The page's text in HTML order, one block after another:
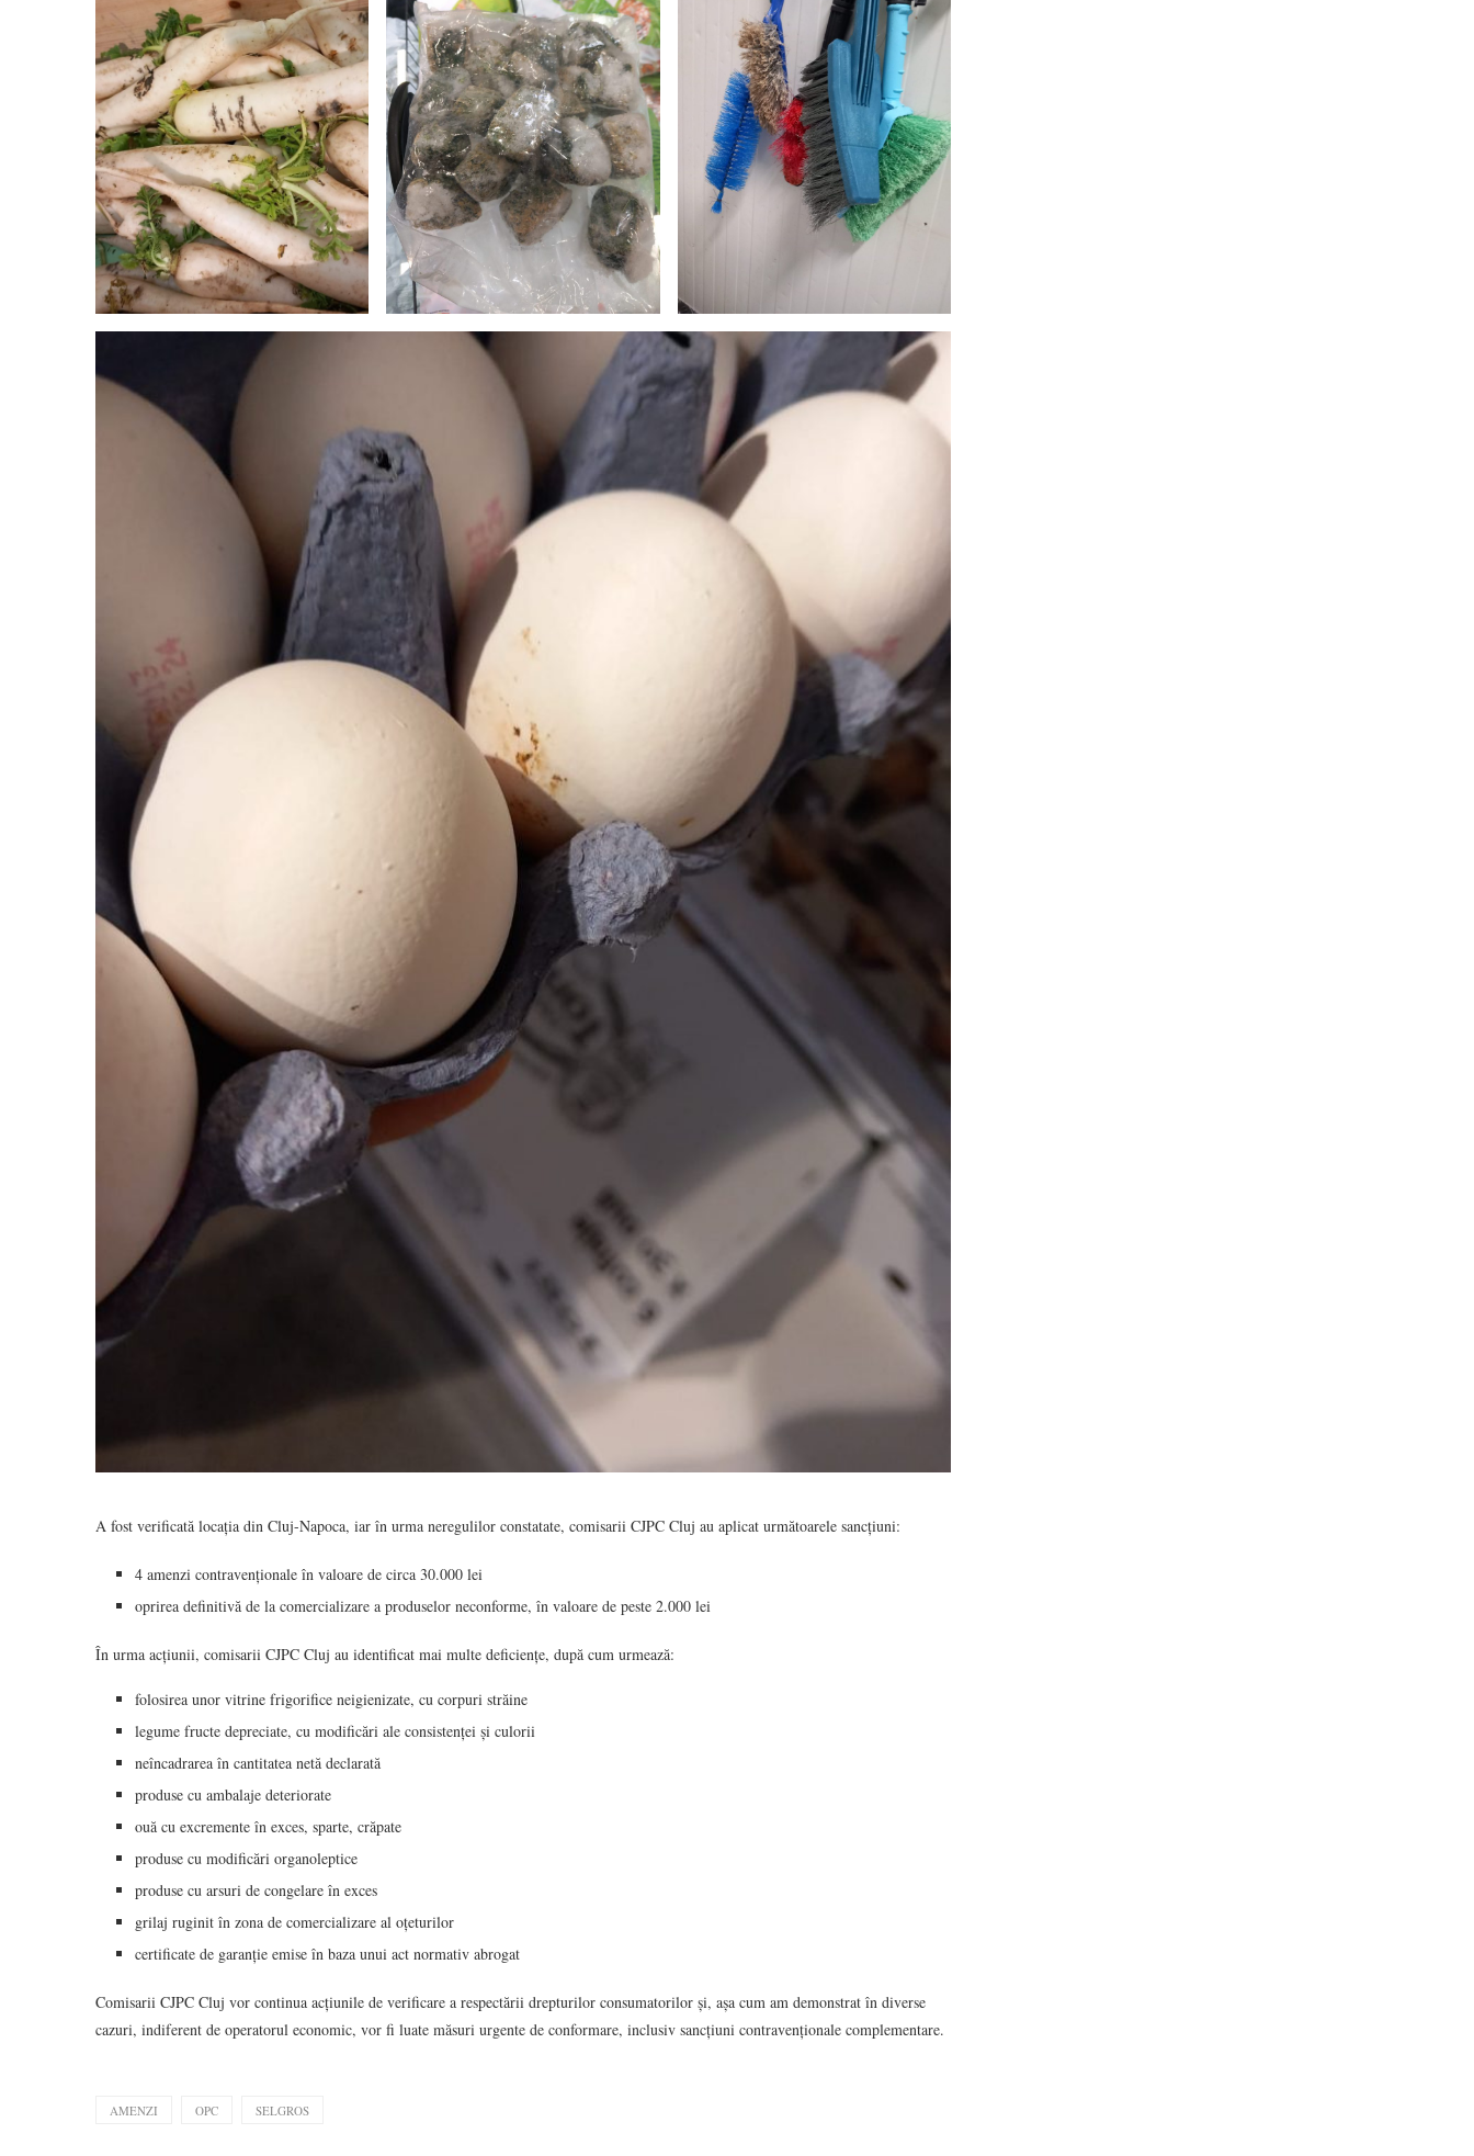
A fost verificată locația din Cluj-Napoca, iar în urma neregulilor constatate, comisarii CJPC Cluj au aplicat următoarele sancțiuni:
4 amenzi contravenționale în valoare de circa 30.000 lei
oprirea definitivă de la comercializare a produselor neconforme, în valoare de peste 2.000 lei
În urma acțiunii, comisarii CJPC Cluj au identificat mai multe deficiențe, după cum urmează:
folosirea unor vitrine frigorifice neigienizate, cu corpuri străine
legume fructe depreciate, cu modificări ale consistenței și culorii
neîncadrarea în cantitatea netă declarată
produse cu ambalaje deteriorate
ouă cu excremente în exces, sparte, crăpate
produse cu modificări organoleptice
produse cu arsuri de congelare în exces
grilaj ruginit în zona de comercializare al oțeturilor
certificate de garanție emise în baza unui act normativ abrogat
Comisarii CJPC Cluj vor continua acțiunile de verificare a respectării drepturilor consumatorilor și, așa cum am demonstrat în diverse
cazuri, indiferent de operatorul economic, vor fi luate măsuri urgente de conformare, inclusiv sancțiuni contravenționale complementare.
AMENZI OPC SELGROS